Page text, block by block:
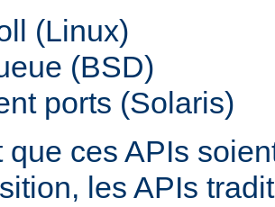
(Linux)
(BSD)
ports (Solaris)
que ces APIs
les APIs